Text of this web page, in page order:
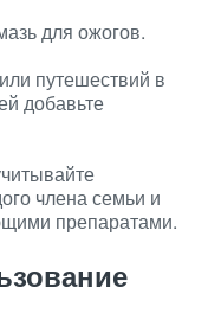
для ожогов.
путешествий в
добавьте
члена семьи и
препаратами.